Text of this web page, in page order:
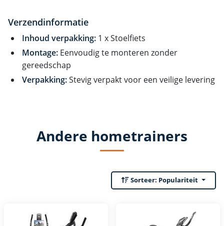
Verzendinformatie
Inhoud verpakking: 1 x Stoelfiets
Montage: Eenvoudig te monteren zonder
gereedschap
Verpakking:Stevig verpakt voor een veilige levering
Andere hometrainers
Sorteer: Populariteit